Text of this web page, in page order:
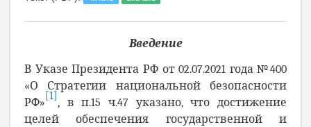
Введение
В Указе Президента РФ от 02.07.2021 года №400
«О Стратегии национальной безопасности
РФ»
[1]
, в п.15 ч.47 указано, что достижение
целей обеспечения государственной и